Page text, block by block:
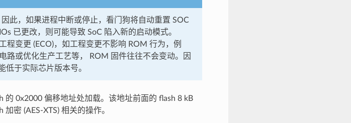
此，如果进程中断或停止，看门狗将自动重置 SOC
已更改，则可能导致 SoC 陷入新的启动模式。
程变更 (ECO)，如工程变更不影响 ROM 行为，例
路或优化生产工艺等， ROM 固件往往不会变动。因
低于实际芯片版本号。
的 0x2000 偏移地址处加载。该地址前面的 flash 8 kB
密 (AES-XTS) 相关的操作。